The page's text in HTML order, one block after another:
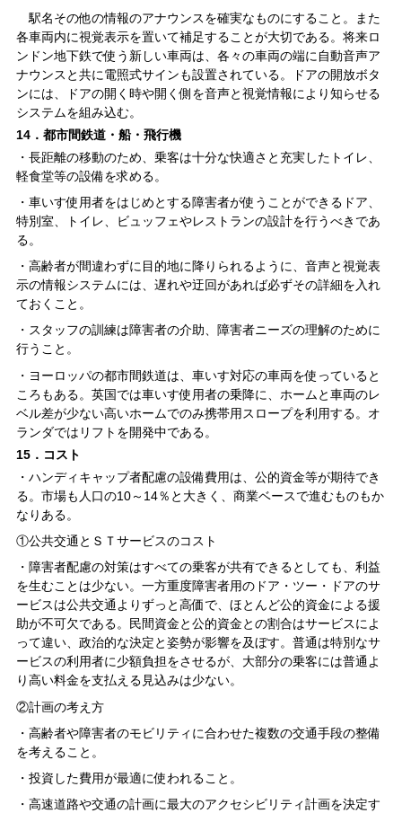
駅名その他の情報のアナウンスを確実なものにすること。また
各車両内に視覚表示を置いて補足することが大切である。将来ロ
ンドン地下鉄で使う新しい車両は、各々の車両の端に自動音声ア
ナウンスと共に電照式サインも設置されている。ドアの開放ボタ
ンには、ドアの開く時や開く側を音声と視覚情報により知らせる
システムを組み込む。
14．都市間鉄道・船・飛行機
・長距離の移動のため、乗客は十分な快適さと充実したトイレ、
軽食堂等の設備を求める。
・車いす使用者をはじめとする障害者が使うことができるドア、
特別室、トイレ、ビュッフェやレストランの設計を行うべきであ
る。
・高齢者が間違わずに目的地に降りられるように、音声と視覚表
示の情報システムには、遅れや迂回があれば必ずその詳細を入れ
ておくこと。
・スタッフの訓練は障害者の介助、障害者ニーズの理解のために
行うこと。
・ヨーロッパの都市間鉄道は、車いす対応の車両を使っていると
ころもある。英国では車いす使用者の乗降に、ホームと車両のレ
ベル差が少ない高いホームでのみ携帯用スロープを利用する。オ
ランダではリフトを開発中である。
15．コスト
・ハンディキャップ者配慮の設備費用は、公的資金等が期待でき
る。市場も人口の10～14％と大きく、商業ベースで進むものもか
なりある。
①公共交通とＳＴサービスのコスト
・障害者配慮の対策はすべての乗客が共有できるとしても、利益
を生むことは少ない。一方重度障害者用のドア・ツー・ドアのサ
ービスは公共交通よりずっと高価で、ほとんど公的資金による援
助が不可欠である。民間資金と公的資金との割合はサービスによ
って違い、政治的な決定と姿勢が影響を及ぼす。普通は特別なサ
ービスの利用者に少額負担をさせるが、大部分の乗客には普通よ
り高い料金を支払える見込みは少ない。
②計画の考え方
・高齢者や障害者のモビリティに合わせた複数の交通手段の整備
を考えること。
・投資した費用が最適に使われること。
・高速道路や交通の計画に最大のアクセシビリティ計画を決定す